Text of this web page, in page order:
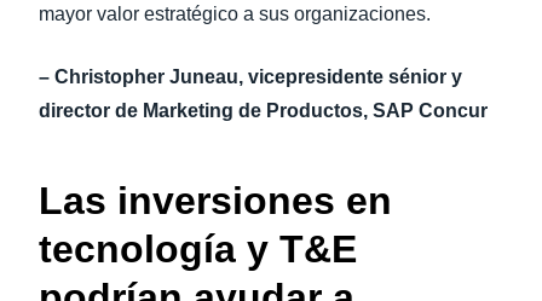
mayor valor estratégico a sus organizaciones.
– Christopher Juneau, vicepresidente sénior y
director de Marketing de Productos, SAP Concur
Las inversiones en
tecnología y T&E